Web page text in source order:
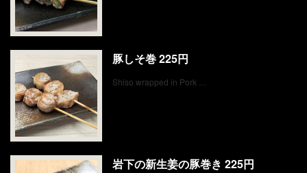
豚しそ巻 225円
Shiso wrapped in Pork …
岩下の新生姜の豚巻き 225円